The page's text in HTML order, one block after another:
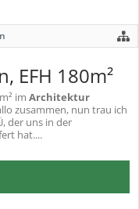
EFH 180m²
im Architektur
zusammen, nun trau ich
der uns in der
hat....